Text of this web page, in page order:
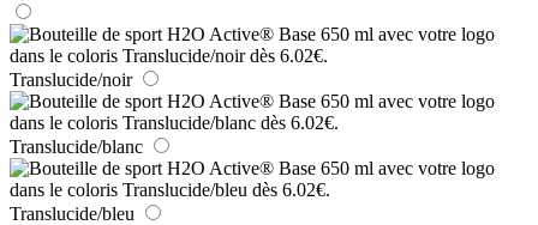
Translucide/noir
Translucide/blanc
Translucide/bleu